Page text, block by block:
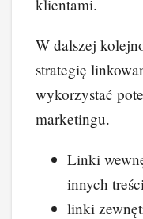
klientami.
W dalszej
strategię
wykorzystać
marketingu.
Linki
innych
linki